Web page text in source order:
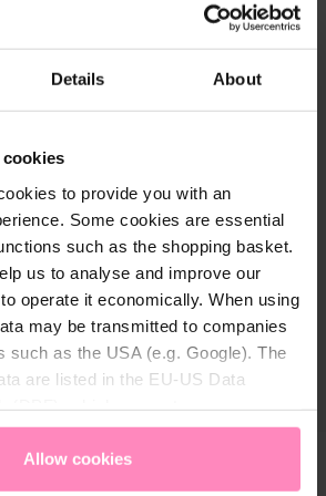
Details About
to provide you with an
Some cookies are essential
such as the shopping basket.
us to analyse and improve our
operate it economically. When using
may be transmitted to companies
such as the USA (e.g. Google). The
are listed in the EU-US Data
data protection. You canaccept all
necessary cookies
your chosen setting at any time in
Allow cookies